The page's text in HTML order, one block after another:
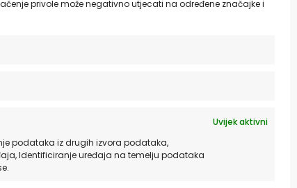
privole može negativno utjecati na određene značajke i
Uvijek aktivni
podataka iz drugih izvora podataka,
Identificiranje uređaja na temelju podataka